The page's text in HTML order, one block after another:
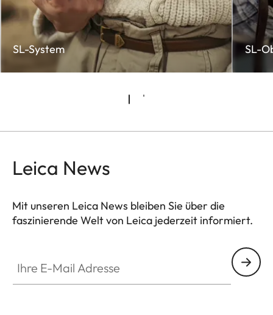
SL-System SL-
Leica News
Mit unseren Leica News bleiben Sie über die
faszinierende Welt von Leica jederzeit informiert.